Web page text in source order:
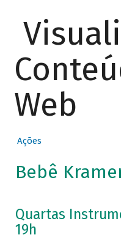
Web
Ações
Bebê
Quartas
19h